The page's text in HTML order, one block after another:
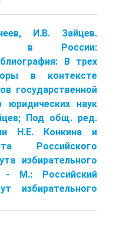
И.В. Зайцев.
в России:
В трех
в контексте
государственной
наук
Под общ. ред.
Н.Е. Конкина и
Российского
избирательного
- М.: Российский
избирательного